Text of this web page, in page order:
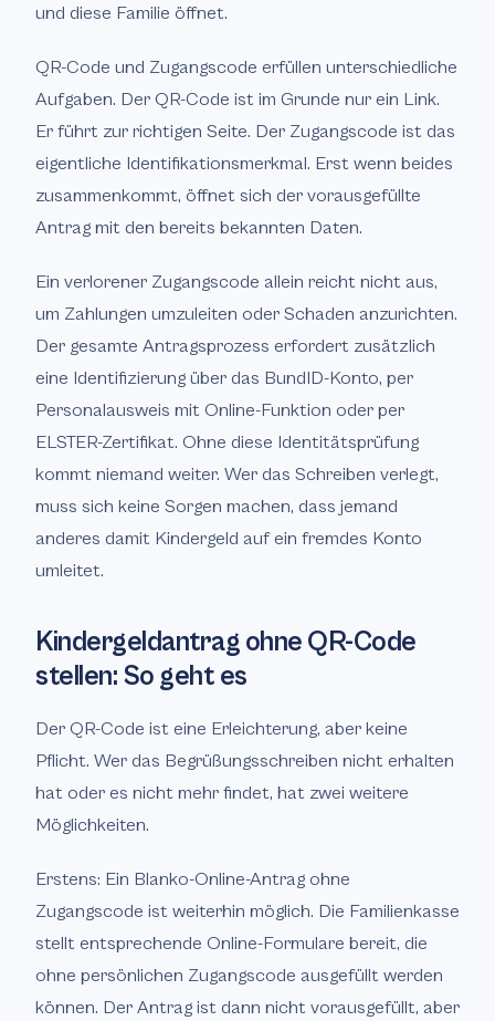
und diese Familie öffnet.
QR-Code und Zugangscode erfüllen unterschiedliche
Aufgaben. Der QR-Code ist im Grunde nur ein Link.
Er führt zur richtigen Seite. Der Zugangscode ist das
eigentliche Identifikationsmerkmal. Erst wenn beides
zusammenkommt, öffnet sich der vorausgefüllte
Antrag mit den bereits bekannten Daten.
Ein verlorener Zugangscode allein reicht nicht aus,
um Zahlungen umzuleiten oder Schaden anzurichten.
Der gesamte Antragsprozess erfordert zusätzlich
eine Identifizierung über das BundID-Konto, per
Personalausweis mit Online-Funktion oder per
ELSTER-Zertifikat. Ohne diese Identitätsprüfung
kommt niemand weiter. Wer das Schreiben verlegt,
muss sich keine Sorgen machen, dass jemand
anderes damit Kindergeld auf ein fremdes Konto
umleitet.
Kindergeldantrag ohne QR-Code
stellen: So geht es
Der QR-Code ist eine Erleichterung, aber keine
Pflicht. Wer das Begrüßungsschreiben nicht erhalten
hat oder es nicht mehr findet, hat zwei weitere
Möglichkeiten.
Erstens: Ein Blanko-Online-Antrag ohne
Zugangscode ist weiterhin möglich. Die Familienkasse
stellt entsprechende Online-Formulare bereit, die
ohne persönlichen Zugangscode ausgefüllt werden
können. Der Antrag ist dann nicht vorausgefüllt, aber